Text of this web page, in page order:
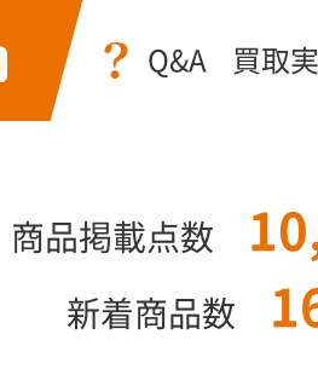
Q&A 買取
商品掲載点数
新着商品数